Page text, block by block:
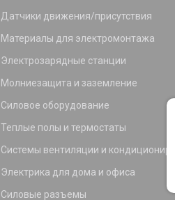
Датчики движения/присутствия
Материалы для электромонтажа
Электрозарядные станции
Молниезащита и заземление
Силовое оборудование
Теплые полы и термостаты
Системы вентиляции и
Электрика для дома и офиса
Силовые разъемы